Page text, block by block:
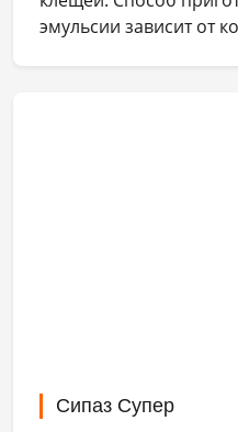
эмульсии зависит от
Сипаз Супер